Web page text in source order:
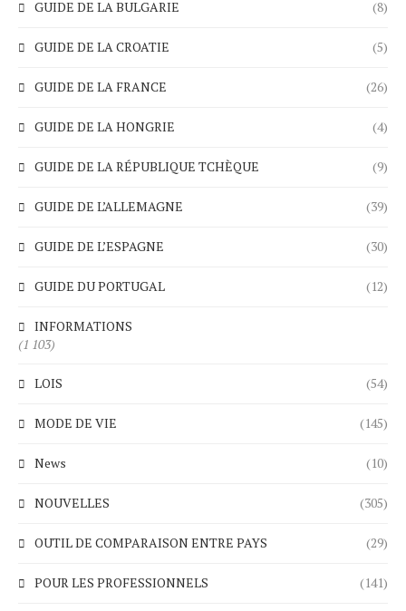
GUIDE DE LA BULGARIE (8)
GUIDE DE LA CROATIE (5)
GUIDE DE LA FRANCE (26)
GUIDE DE LA HONGRIE (4)
GUIDE DE LA RÉPUBLIQUE TCHÈQUE (9)
GUIDE DE L’ALLEMAGNE (39)
GUIDE DE L’ESPAGNE (30)
GUIDE DU PORTUGAL (12)
INFORMATIONS
(1 103)
LOIS (54)
MODE DE VIE (145)
News (10)
NOUVELLES (305)
OUTIL DE COMPARAISON ENTRE PAYS (29)
POUR LES PROFESSIONNELS (141)